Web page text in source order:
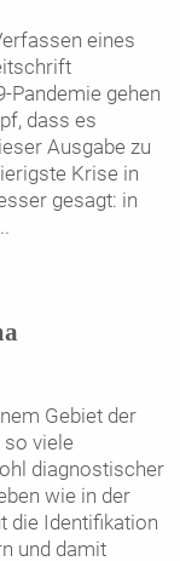
eines
Pandemie gehen
dass es
Ausgabe zu
Krise in
gesagt: in
Gebiet der
viele
diagnostischer
wie in der
die Identifikation
und damit